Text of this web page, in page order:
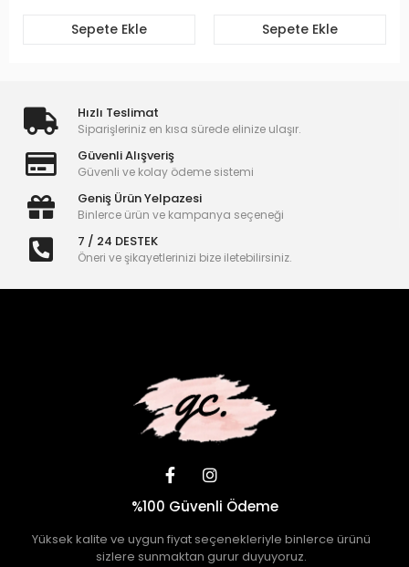
Sepete Ekle Sepete Ekle
Hızlı Teslimat
Siparişleriniz en kısa sürede elinize ulaşır.
Güvenli Alışveriş
Güvenli ve kolay ödeme sistemi
Geniş Ürün Yelpazesi
Binlerce ürün ve kampanya seçeneği
7 / 24 DESTEK
Öneri ve şikayetlerinizi bize iletebilirsiniz.
%100 Güvenli Ödeme
Yüksek kalite ve uygun fiyat seçenekleriyle binlerce ürünü
sizlere sunmaktan gurur duyuyoruz.